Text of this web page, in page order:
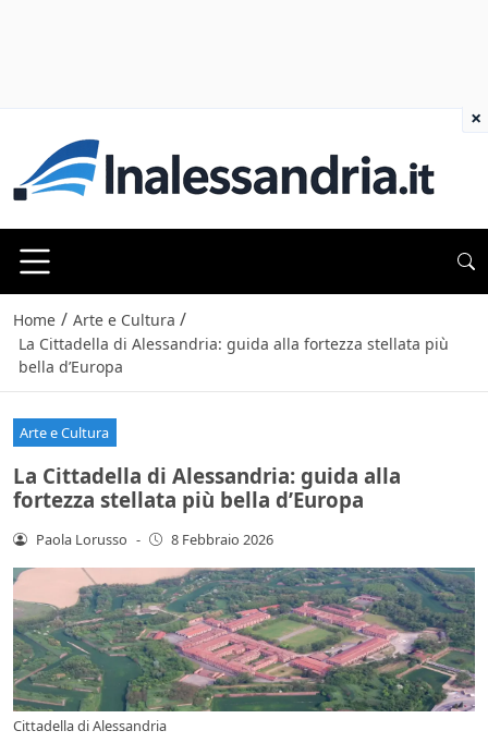
Home / Arte e Cultura /
La Cittadella di Alessandria: guida alla fortezza stellata più
bella d’Europa
Arte e Cultura
La Cittadella di Alessandria: guida alla
fortezza stellata più bella d’Europa
Paola Lorusso - 8 Febbraio 2026
Cittadella di Alessandria
×